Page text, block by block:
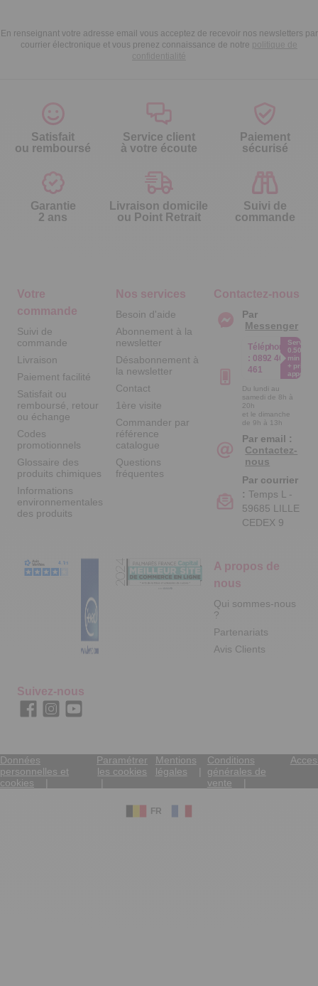
En renseignant votre adresse email vous acceptez de recevoir nos newsletters par
courrier électronique et vous prenez connaissance de notre politique de
confidentialité
Satisfait
ou remboursé
Service client
à votre écoute
Paiement
sécurisé
Garantie
2 ans
Livraison domicile
ou Point Retrait
Suivi de
commande
Votre
commande
Suivi de
commande
Livraison
Paiement facilité
Satisfait ou
remboursé, retour
ou échange
Codes
promotionnels
Glossaire des
produits chimiques
Informations
environnementales
des produits
Nos services
Besoin d'aide
Abonnement à la
newsletter
Désabonnement à
la newsletter
Contact
1ère visite
Commander par
référence
catalogue
Questions
fréquentes
A propos de
nous
Qui sommes-nous
?
Partenariats
Avis Clients
Contactez-nous
Par
Messenger
Téléphone
: 0892 461
461
Service
0.50€ /
min
+ prix
appel
Du lundi au
samedi de 8h à
20h
et le dimanche
de 9h à 13h
Par email :
Contactez-
nous
Par courrier
: Temps L -
59685 LILLE
CEDEX 9
Suivez-nous
Données
personnelles et
cookies
Paramétrer
les cookies
Mentions
légales
Conditions
générales de
vente
FR